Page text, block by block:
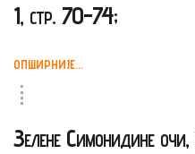
1, стр. 70-74;
ОПШИРНИЈЕ...
Зелене Симонидине